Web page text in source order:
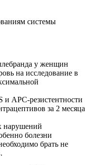
системы
у женщин
на исследование в
и АРС-резистентности
за 2 месяца
нарушений
болезни
брать не